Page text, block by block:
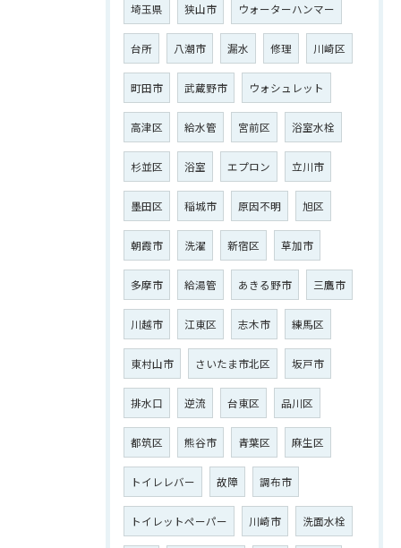
埼玉県 狭山市 ウォーターハンマー
台所 八潮市 漏水 修理 川崎区
町田市 武蔵野市 ウォシュレット
高津区 給水管 宮前区 浴室水栓
杉並区 浴室 エプロン 立川市
墨田区 稲城市 原因不明 旭区
朝霞市 洗濯 新宿区 草加市
多摩市 給湯管 あきる野市 三鷹市
川越市 江東区 志木市 練馬区
東村山市 さいたま市北区 坂戸市
排水口 逆流 台東区 品川区
都筑区 熊谷市 青葉区 麻生区
トイレレバー 故障 調布市
トイレットペーパー 川崎市 洗面水栓